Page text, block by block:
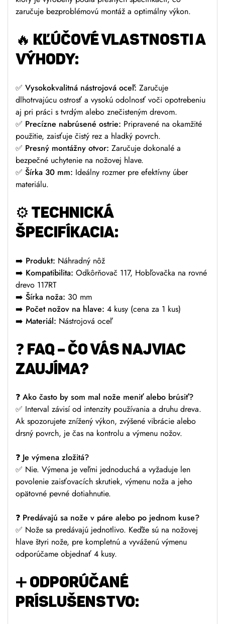
zaručuje bezproblémovú montáž a optimálny výkon.
🔥 KĽÚČOVÉ VLASTNOSTI A
VÝHODY:
✅ Vysokokvalitná nástrojová oceľ: Zaručuje
dlhotrvajúcu ostrosť a vysokú odolnosť voči opotrebeniu
aj pri práci s tvrdým alebo znečisteným drevom.
✅ Precízne nabrúsené ostrie: Pripravené na okamžité
použitie, zaisťuje čistý rez a hladký povrch.
✅ Presný montážny otvor: Zaručuje dokonalé a
bezpečné uchytenie na nožovej hlave.
✅ Šírka 30 mm: Ideálny rozmer pre efektívny úber
materiálu.
⚙️ TECHNICKÁ
ŠPECIFÍKACIA:
➡️ Produkt: Náhradný nôž
➡️ Kompatibilita: Odkôrňovač 117, Hobľovačka na rovné
drevo 117RT
➡️ Šírka noža: 30 mm
➡️ Počet nožov na hlave: 4 kusy (cena za 1 kus)
➡️ Materiál: Nástrojová oceľ
❓ FAQ – ČO VÁS NAJVIAC
ZAUJÍMA?
❓ Ako často by som mal nože meniť alebo brúsiť?
✅ Interval závisí od intenzity používania a druhu dreva.
Ak spozorujete znížený výkon, zvýšené vibrácie alebo
drsný povrch, je čas na kontrolu a výmenu nožov.
❓ Je výmena zložitá?
✅ Nie. Výmena je veľmi jednoduchá a vyžaduje len
povolenie zaisťovacích skrutiek, výmenu noža a jeho
opätovné pevné dotiahnutie.
❓ Predávajú sa nože v páre alebo po jednom kuse?
✅ Nože sa predávajú jednotlivo. Keďže sú na nožovej
hlave štyri nože, pre kompletnú a vyváženú výmenu
odporúčame objednať 4 kusy.
➕ODPORÚČANÉ
PRÍSLUŠENSTVO: